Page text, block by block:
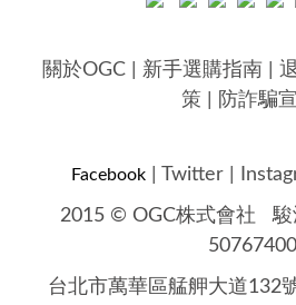
關於OGC 新手選購指南
策
防詐騙
Facebook Twitter
2015 © OGC株式會社駿
50767400
台北市萬華區艋舺大道